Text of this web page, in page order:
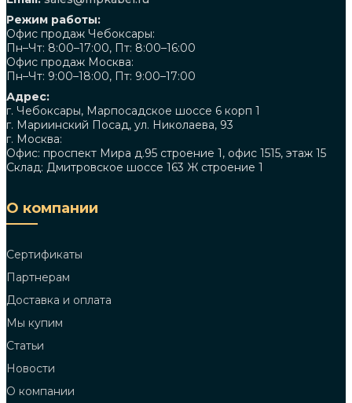
Режим работы:
Офис продаж Чебоксары:
Пн–Чт: 8:00–17:00, Пт: 8:00–16:00
Офис продаж Москва:
Пн–Чт: 9:00–18:00, Пт: 9:00–17:00
Адрес:
г. Чебоксары, Марпосадское шоссе 6 корп 1
г. Мариинский Посад, ул. Николаева, 93
г. Москва:
Офис: проспект Мира д.95 строение 1, офис 1515, этаж 15
Склад: Дмитровское шоссе 163 Ж строение 1
О компании
Сертификаты
Партнерам
Доставка и оплата
Мы купим
Статьи
Новости
О компании